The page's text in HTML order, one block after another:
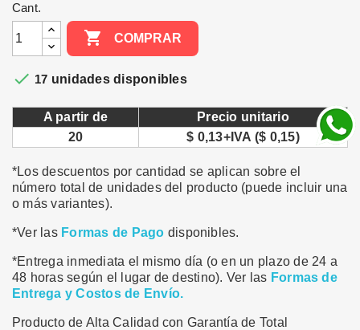
Cant.
 COMPRAR
 17 unidades disponibles
A partir de
Precio unitario
20
$ 0,13+IVA ($ 0,15)
*Los descuentos por cantidad se aplican sobre el
número total de unidades del producto (puede incluir una
o más variantes).
*Ver las Formas de Pago disponibles.
*Entrega inmediata el mismo día (o en un plazo de 24 a
48 horas según el lugar de destino). Ver las Formas de
Entrega y Costos de Envío.
Producto de Alta Calidad con Garantía de Total